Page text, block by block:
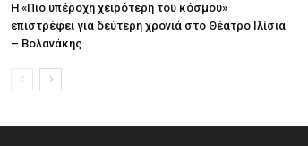
Η «Πιο υπέροχη χειρότερη του κόσμου»
επιστρέφει για δεύτερη χρονιά στο Θέατρο Ιλίσια
– Βολανάκης